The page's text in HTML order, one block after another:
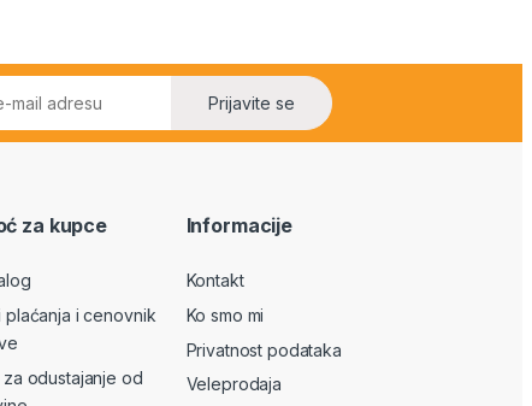
Prijavite se
za kupce
plaćanja i cenovnik
za odustajanje od
Informacije
Kontakt
Ko smo mi
Privatnost podataka
Veleprodaja